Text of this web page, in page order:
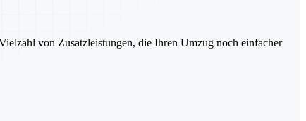
von Zusatzleistungen, die Ihren Umzug noch einfacher